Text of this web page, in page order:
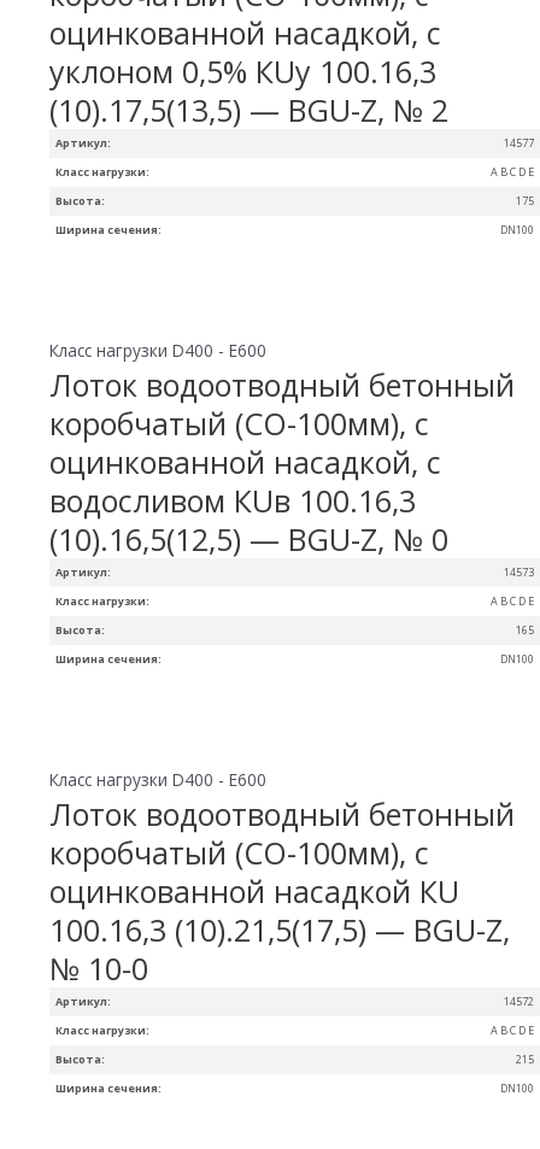
Артикул: 14577
Ширина сечения: DN100
Высота: 175
Класс нагрузки: A B C D E
оцинкованной насадкой, с
уклоном 0,5% КUу 100.16,3
(10).17,5(13,5) — BGU-Z, № 2
Артикул: 14573
Ширина сечения: DN100
Высота: 165
Класс нагрузки: A B C D E
Класс нагрузки D400 - E600
Лоток водоотводный бетонный
коробчатый (СО-100мм), с
оцинкованной насадкой, с
водосливом КUв 100.16,3
(10).16,5(12,5) — BGU-Z, № 0
Артикул: 14572
Ширина сечения: DN100
Высота: 215
Класс нагрузки: A B C D E
Класс нагрузки D400 - E600
Лоток водоотводный бетонный
коробчатый (СО-100мм), с
оцинкованной насадкой КU
100.16,3 (10).21,5(17,5) — BGU-Z,
№ 10-0